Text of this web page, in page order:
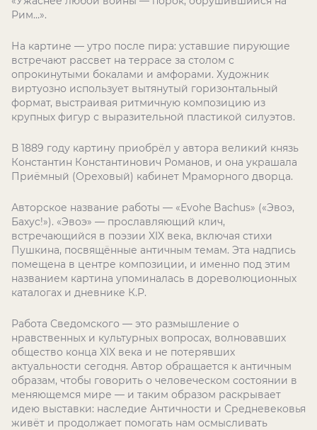
Рим…».
На картине — утро после пира: уставшие пирующие
встречают рассвет на террасе за столом с
опрокинутыми бокалами и амфорами. Художник
виртуозно использует вытянутый горизонтальный
формат, выстраивая ритмичную композицию из
крупных фигур с выразительной пластикой силуэтов.
В 1889 году картину приобрёл у автора великий князь
Константин Константинович Романов, и она украшала
Приёмный (Ореховый) кабинет Мраморного дворца.
Авторское название работы — «Evohe Bachus» («Эвоэ,
Бахус!»). «Эвоэ» — прославляющий клич,
встречающийся в поэзии XIX века, включая стихи
Пушкина, посвящённые античным темам. Эта надпись
помещена в центре композиции, и именно под этим
названием картина упоминалась в дореволюционных
каталогах и дневнике К.Р.
Работа Сведомского — это размышление о
нравственных и культурных вопросах, волновавших
общество конца XIX века и не потерявших
актуальности сегодня. Автор обращается к античным
образам, чтобы говорить о человеческом состоянии в
меняющемся мире — и таким образом раскрывает
идею выставки: наследие Античности и Средневековья
живёт и продолжает помогать нам осмысливать